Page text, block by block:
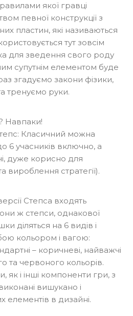
якої гравці
певної конструкції з
пластин, які називаються
тут зовсім
для зведення свого роду
супутнім елементом буде
згадуємо закони фізики,
тренуємо руки.
Навпаки!
Класичний можна
6 учасників включно, а
дуже корисно для
вироблення стратегії).
Степса входять
ж степси, однакової
діляться на 6 видів і
кольором і вагою:
– коричневі, найважчі
та червоного кольорів.
як і інші компоненти гри, з
вишукано і
елементів в дизайні.